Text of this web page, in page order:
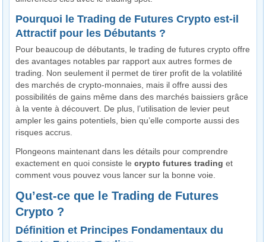
Pourquoi le Trading de Futures Crypto est-il
Attractif pour les Débutants ?
Pour beaucoup de débutants, le trading de futures crypto offre
des avantages notables par rapport aux autres formes de
trading. Non seulement il permet de tirer profit de la volatilité
des marchés de crypto-monnaies, mais il offre aussi des
possibilités de gains même dans des marchés baissiers grâce
à la vente à découvert. De plus, l’utilisation de levier peut
ampler les gains potentiels, bien qu’elle comporte aussi des
risques accrus.
Plongeons maintenant dans les détails pour comprendre
exactement en quoi consiste lecrypto futures trading et
comment vous pouvez vous lancer sur la bonne voie.
Qu’est-ce que le Trading de Futures
Crypto ?
Définition et Principes Fondamentaux du